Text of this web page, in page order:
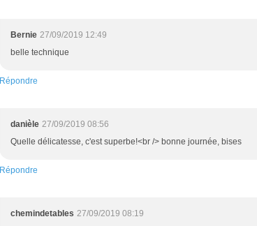
Bernie 27/09/2019 12:49
belle technique
Répondre
danièle 27/09/2019 08:56
Quelle délicatesse, c'est superbe!<br /> bonne journée, bises
Répondre
chemindetables 27/09/2019 08:19